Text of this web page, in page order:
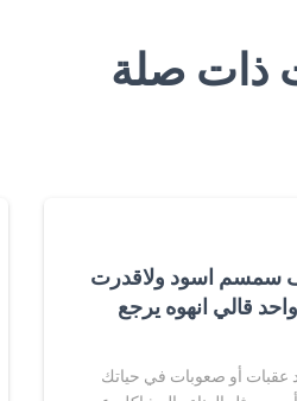
ذات صلة
سمسم اسود ولاقدرت
قالي انهوه يرجع
عقبات أو صعوبات في حياتك